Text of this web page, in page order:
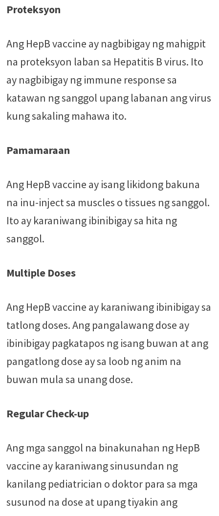
Proteksyon
Ang HepB vaccine ay nagbibigay ng mahigpit
na proteksyon laban sa Hepatitis B virus. Ito
ay nagbibigay ng immune response sa
katawan ng sanggol upang labanan ang virus
kung sakaling mahawa ito.
Pamamaraan
Ang HepB vaccine ay isang likidong bakuna
na inu-inject sa muscles o tissues ng sanggol.
Ito ay karaniwang ibinibigay sa hita ng
sanggol.
Multiple Doses
Ang HepB vaccine ay karaniwang ibinibigay sa
tatlong doses. Ang pangalawang dose ay
ibinibigay pagkatapos ng isang buwan at ang
pangatlong dose ay sa loob ng anim na
buwan mula sa unang dose.
Regular Check-up
Ang mga sanggol na binakunahan ng HepB
vaccine ay karaniwang sinusundan ng
kanilang pediatrician o doktor para sa mga
susunod na dose at upang tiyakin ang